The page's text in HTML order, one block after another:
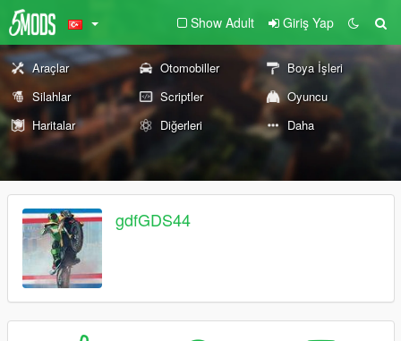
Show Adult Giriş Yap
Araçlar Otomobiller
Boya İşleri
Silahlar
Scriptler
Oyuncu
Haritalar
Diğerleri Daha
gdfGDS44